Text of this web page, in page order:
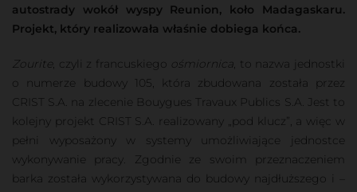
autostrady wokół wyspy Reunion, koło Madagaskaru.
Projekt, który realizowała właśnie dobiega końca.
Zourite, czyli z francuskiego ośmiornica, to nazwa jednostki
o numerze budowy 105, która zbudowana została przez
CRIST S.A. na zlecenie Bouygues Travaux Publics S.A. Jest to
kolejny projekt CRIST S.A. realizowany „pod klucz”, a więc w
pełni wyposażony w systemy umożliwiające jednostce
wykonywanie pracy. Zgodnie ze swoim przeznaczeniem
barka została wykorzystywana do budowy najdłuższego i –